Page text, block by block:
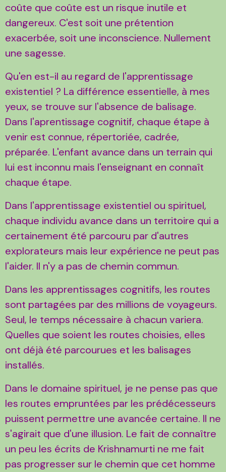
coûte que coûte est un risque inutile et
dangereux. C'est soit une prétention
exacerbée, soit une inconscience. Nullement
une sagesse.
Qu'en est-il au regard de l'apprentissage
existentiel ? La différence essentielle, à mes
yeux, se trouve sur l'absence de balisage.
Dans l'aprentissage cognitif, chaque étape à
venir est connue, répertoriée, cadrée,
préparée. L'enfant avance dans un terrain qui
lui est inconnu mais l'enseignant en connaît
chaque étape.
Dans l'apprentissage existentiel ou spirituel,
chaque individu avance dans un territoire qui a
certainement été parcouru par d'autres
explorateurs mais leur expérience ne peut pas
l'aider. Il n'y a pas de chemin commun.
Dans les apprentissages cognitifs, les routes
sont partagées par des millions de voyageurs.
Seul, le temps nécessaire à chacun variera.
Quelles que soient les routes choisies, elles
ont déjà été parcourues et les balisages
installés.
Dans le domaine spirituel, je ne pense pas que
les routes empruntées par les prédécesseurs
puissent permettre une avancée certaine. Il ne
s'agirait que d'une illusion. Le fait de connaître
un peu les écrits de Krishnamurti ne me fait
pas progresser sur le chemin que cet homme